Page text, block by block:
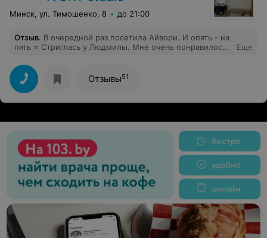
Минск, ул. Тимошенко, 8 до 21:00
Отзыв. В очередной раз посетила Айвори. И опять - на
пять ⭐ Стриглась у Людмилы. Мне очень понравилось.
рекомендациям и не прогадала. Большая
благодарность мастеру Людмиле!!! Уходила с улыбкой
на лице и радостью в душе. Очень рекомендую
парикмахера!
Еще
Отзывы51